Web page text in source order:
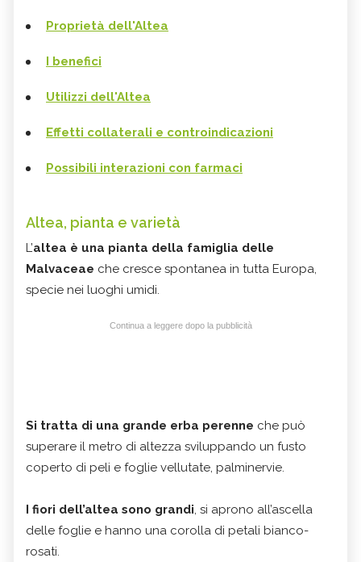
Proprietà dell'Altea
I benefici
Utilizzi dell'Altea
Effetti collaterali e controindicazioni
Possibili interazioni con farmaci
Altea, pianta e varietà
L’altea è una pianta della famiglia delle
Malvaceae che cresce spontanea in tutta Europa,
specie nei luoghi umidi.
Continua a leggere dopo la pubblicità
Si tratta di una grande erba perenne che può
superare il metro di altezza sviluppando un fusto
coperto di peli e foglie vellutate, palminervie.
I fiori dell’altea sono grandi, si aprono all’ascella
delle foglie e hanno una corolla di petali bianco-
rosati.